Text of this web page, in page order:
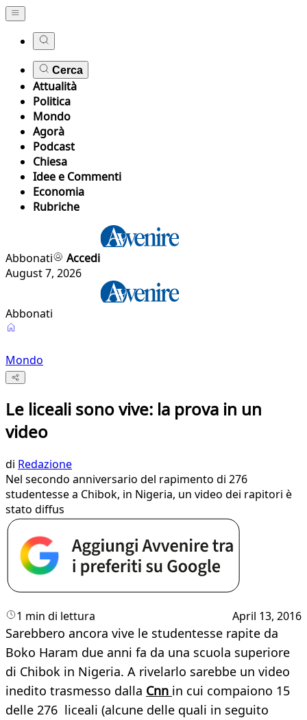
Cerca
Attualità
Politica
Mondo
Agorà
Podcast
Chiesa
Idee e Commenti
Economia
Rubriche
Abbonati
Accedi
August 7, 2026
Abbonati
Mondo
Le liceali sono vive: la prova in un
video
di Redazione
​Nel secondo anniversario del rapimento di 276
studentesse a Chibok, in Nigeria, un video dei rapitori è
stato diffus
1 min di lettura April 13, 2016
​Sarebbero ancora vive le studentesse rapite da
Boko Haram due anni fa da una scuola superiore
di Chibok in Nigeria. A rivelarlo sarebbe un video
inedito trasmesso dalla Cnn in cui compaiono 15
delle 276 liceali (alcune delle quali in seguito